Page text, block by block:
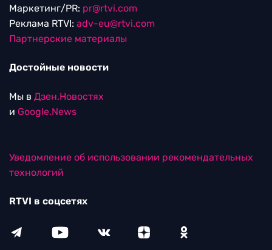
Маркетинг/PR: pr@rtvi.com
Реклама RTVI: adv-eu@rtvi.com
Партнерские материалы
Достойные новости
Мы в Дзен.Новостях
и Google.News
Уведомление об использовании рекомендательных
технологий
RTVI в соцсетях